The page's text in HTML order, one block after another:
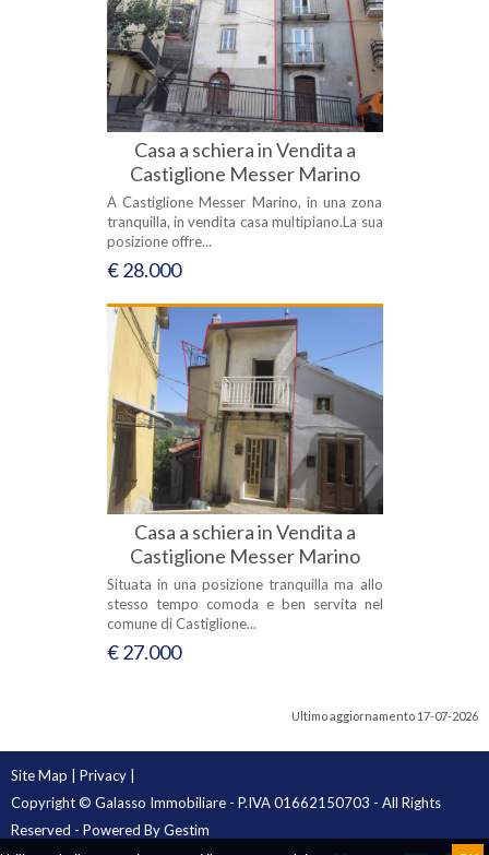
Casa a schiera in Vendita a
Castiglione Messer Marino
A Castiglione Messer Marino, in una zona
tranquilla, in vendita casa multipiano.La sua
posizione offre...
€ 28.000
Casa a schiera in Vendita a
Castiglione Messer Marino
Situata in una posizione tranquilla ma allo
stesso tempo comoda e ben servita nel
comune di Castiglione...
€ 27.000
Ultimo aggiornamento 17-07-2026
Site Map Privacy
Copyright © Galasso Immobiliare - P.IVA 01662150703 - All Rights
Reserved - Powered ByGestim